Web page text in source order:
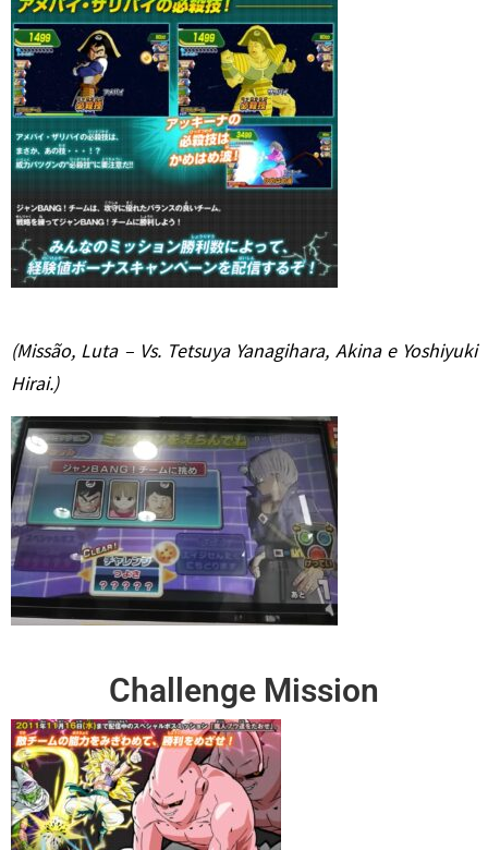
(Missão, Luta – Vs. Tetsuya Yanagihara, Akina e Yoshiyuki
Hirai.)
Challenge Mission